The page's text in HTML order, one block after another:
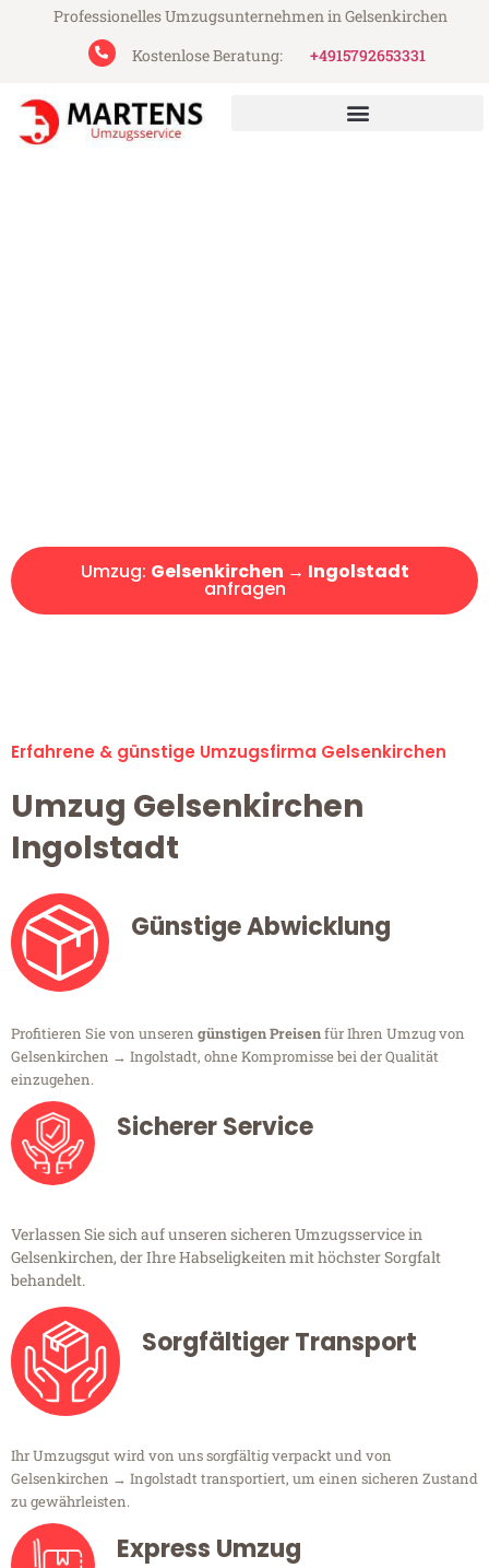
Professionelles Umzugsunternehmen in Gelsenkirchen
Kostenlose Beratung:
+4915792653331
Umzug: Gelsenkirchen → Ingolstadt
anfragen
Erfahrene & günstige Umzugsfirma Gelsenkirchen
Umzug Gelsenkirchen
Ingolstadt
Günstige Abwicklung
Profitieren Sie von unseren günstigen Preisenfür Ihren Umzug von
Gelsenkirchen → Ingolstadt, ohne Kompromisse bei der Qualität
einzugehen.
Sicherer Service
Verlassen Sie sich auf unseren sicheren Umzugsservice in
Gelsenkirchen, der Ihre Habseligkeiten mit höchster Sorgfalt
behandelt.
Sorgfältiger Transport
Ihr Umzugsgut wird von uns sorgfältig verpackt und von
Gelsenkirchen → Ingolstadt transportiert, um einen sicheren Zustand
zu gewährleisten.
Express Umzug